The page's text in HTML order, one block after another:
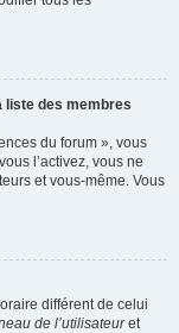
liste des membres
du forum », vous
l’activez, vous ne
et vous-même. Vous
différent de celui
de l’utilisateuret